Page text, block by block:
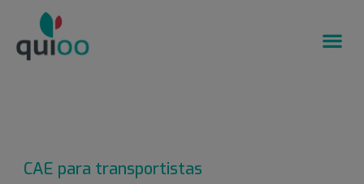
CAE para transportistas